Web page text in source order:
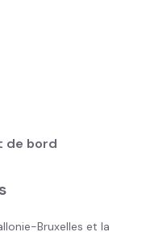
de bord
Bruxelles et la